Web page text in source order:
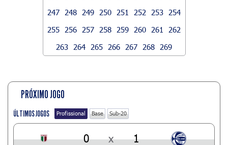
247
248 249 250 251 252 253
254
255
256 257 258 259 260 261
262
263
264 265 266 267 268 269
PRÓXIMO JOGO
ÚLTIMOS JOGOS Profissional Base Sub-20
0 x 1